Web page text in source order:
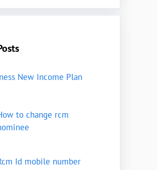
New Income Plan
to change rcm
Id mobile number